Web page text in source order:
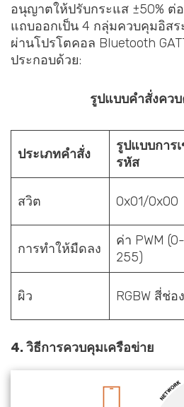
อนุญาตให้ปรับกระแส ±50%
แถบออกเป็น 4 กลุ่มควบคุมอิส
ผ่านโปรโตคอล Bluetooth
ประกอบด้วย:
รูปแบบคำสั่งควบ
ประเภทคำสั่ง
รูปแบบการ
รหัส
สวิต 0x01/0x00
การทำให้มืดลง
ค่า PWM (0-
255)
ผิว RGBW สี่ช่อง
4. วิธีการควบคุมเครือข่าย